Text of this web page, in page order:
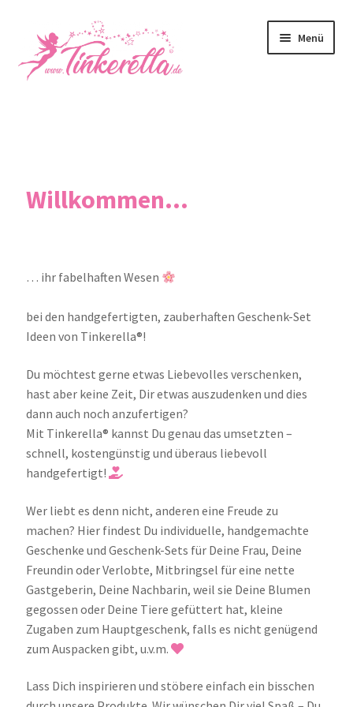
Menü
Mein Konto
Willkommen...
… ihr fabelhaften Wesen
bei den handgefertigten, zauberhaften Geschenk-Set
Ideen von Tinkerella®!
Du möchtest gerne etwas Liebevolles verschenken,
hast aber keine Zeit, Dir etwas auszudenken und dies
dann auch noch anzufertigen?
Mit Tinkerella® kannst Du genau das umsetzten –
schnell, kostengünstig und überaus liebevoll
handgefertigt!
Wer liebt es denn nicht, anderen eine Freude zu
machen? Hier findest Du individuelle, handgemachte
Geschenke und Geschenk-Sets für Deine Frau, Deine
Freundin oder Verlobte, Mitbringsel für eine nette
Gastgeberin, Deine Nachbarin, weil sie Deine Blumen
gegossen oder Deine Tiere gefüttert hat, kleine
Zugaben zum Hauptgeschenk, falls es nicht genügend
zum Auspacken gibt, u.v.m.
Lass Dich inspirieren und stöbere einfach ein bisschen